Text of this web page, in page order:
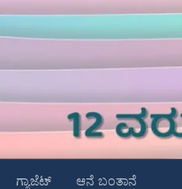
ಗ್ಯಾಜೆಟ್ ಆನೆ ಬಂತಾನೆ